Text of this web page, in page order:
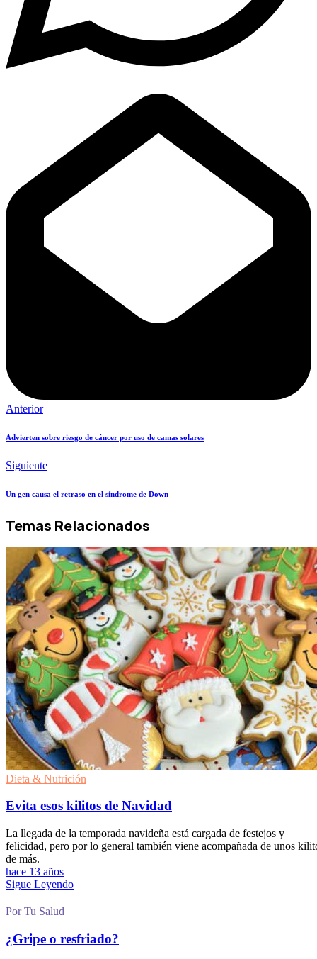
Anterior
Advierten sobre riesgo de cáncer por uso de camas solares
Siguiente
Un gen causa el retraso en el síndrome de Down
Temas Relacionados
Dieta & Nutrición
Evita esos kilitos de Navidad
La llegada de la temporada navideña está cargada de festejos y
felicidad, pero por lo general también viene acompañada de unos
de más.
hace 13 años
Sigue Leyendo
Por Tu Salud
¿Gripe o resfriado?